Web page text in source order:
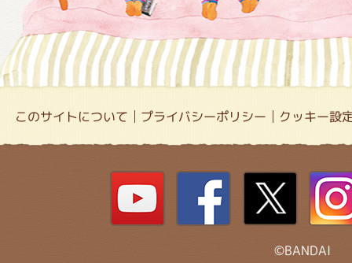
このサイトについて プライバシーポリシー クッキー設
©BANDAI